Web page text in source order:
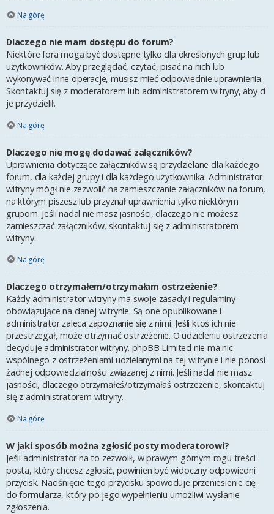
Na górę
Dlaczego nie mam dostępu do forum?
Niektóre fora mogą być dostępne tylko dla określonych grup lub
użytkowników. Aby przeglądać, czytać, pisać na nich lub
wykonywać inne operacje, musisz mieć odpowiednie uprawnienia.
Skontaktuj się z moderatorem lub administratorem witryny, aby ci
je przydzielił.
Na górę
Dlaczego nie mogę dodawać załączników?
Uprawnienia dotyczące załączników są przydzielane dla każdego
forum, dla każdej grupy i dla każdego użytkownika. Administrator
witryny mógł nie zezwolić na zamieszczanie załączników na forum,
na którym piszesz lub przyznał uprawnienia tylko niektórym
grupom. Jeśli nadal nie masz jasności, dlaczego nie możesz
zamieszczać załączników, skontaktuj się z administratorem
witryny.
Na górę
Dlaczego otrzymałem/otrzymałam ostrzeżenie?
Każdy administrator witryny ma swoje zasady i regulaminy
obowiązujące na danej witrynie. Są one opublikowane i
administrator zaleca zapoznanie się z nimi. Jeśli ktoś ich nie
przestrzegał, może otrzymać ostrzeżenie. O udzieleniu ostrzeżenia
decyduje administrator witryny. phpBB Limited nie ma nic
wspólnego z ostrzeżeniami udzielanymi na tej witrynie i nie ponosi
żadnej odpowiedzialności związanej z nimi. Jeśli nadal nie masz
jasności, dlaczego otrzymałeś/otrzymałaś ostrzeżenie, skontaktuj
się z administratorem witryny.
Na górę
W jaki sposób można zgłosić posty moderatorowi?
Jeśli administrator na to zezwolił, w prawym górnym rogu treści
posta, który chcesz zgłosić, powinien być widoczny odpowiedni
przycisk. Naciśnięcie tego przycisku spowoduje przeniesienie cię
do formularza, który po jego wypełnieniu umożliwi wysłanie
zgłoszenia.